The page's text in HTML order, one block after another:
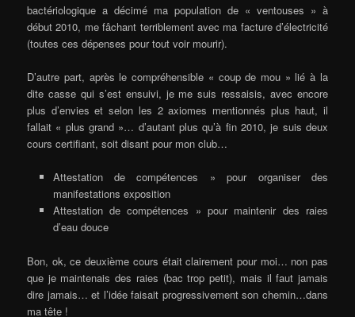
bactériologique a décimé ma population de « ventouses » à
début 2010, me fâchant terriblement avec ma facture d’électricité
(toutes ces dépenses pour tout voir mourir).
D’autre part, après le compréhensible « coup de mou » lié à la
dite casse qui s’est ensuivi, je me suis ressaisis, avec encore
plus d’envies et selon les 2 axiomes mentionnés plus haut, il
fallait « plus grand »… d’autant plus qu’à fin 2010, je suis deux
cours certifiant, soit disant pour mon club…
Attestation de compétences » pour organiser des
manifestations exposition
Attestation de compétences » pour maintenir des raies
d’eau douce
Bon, ok, ce deuxième cours était clairement pour moi… non pas
que je maintenais des raies (bac trop petit), mais il faut jamais
dire jamais… et l’idée faisait progressivement son chemin…dans
ma tête !